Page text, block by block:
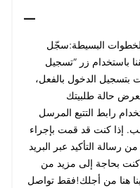
الخطوات البسيطة:سجّل
باستخدام زر ”تسجيل
بتسجيل الدخول بالفعل،
حالة طلبيتك
رابط التتبع المرسل
إذا كنت قد قمت بإجراء
رسالة التأكيد عبر البريد
كنت بحاجة إلى مزيد من
هنا من أجلك!فقط تواصل